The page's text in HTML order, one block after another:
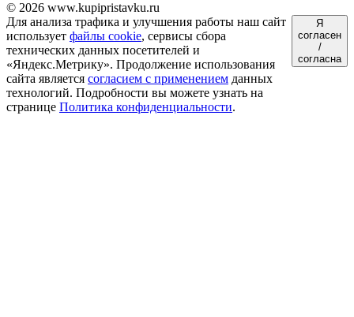
© 2026 www.kupipristavku.ru
Для анализа трафика и улучшения работы наш сайт
использует файлы cookie, сервисы сбора
технических данных посетителей и
«Яндекс.Метрику». Продолжение использования
сайта является согласием с применением данных
технологий. Подробности вы можете узнать на
странице Политика конфиденциальности.
Я
согласен
/
согласна